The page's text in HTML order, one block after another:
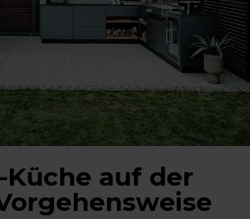
Küche auf der